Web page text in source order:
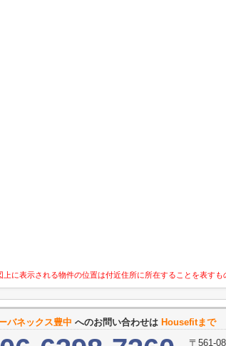
に表示される物件の位置は付近住所に所在することを表すも
バネックス豊中 へのお問い合わせは Housefitまで
〒561-